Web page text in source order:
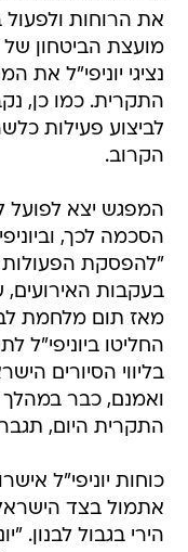
מועצת הביטחון
נציגי יוניפי"ל את
התקרית. כמו כן,
לביצוע פעילות
הקרוב.
המפגש יצא לפועל
הסכמה לכך,
"להפסקת הפעולות
בעקבות האירועים,
החליטו ביוניפי"ל
בליווי הסיורים
ואמנם, כבר
התקרית היום,
כוחות יוניפי"ל
אתמול בצד
הירי בגבול לבנון.